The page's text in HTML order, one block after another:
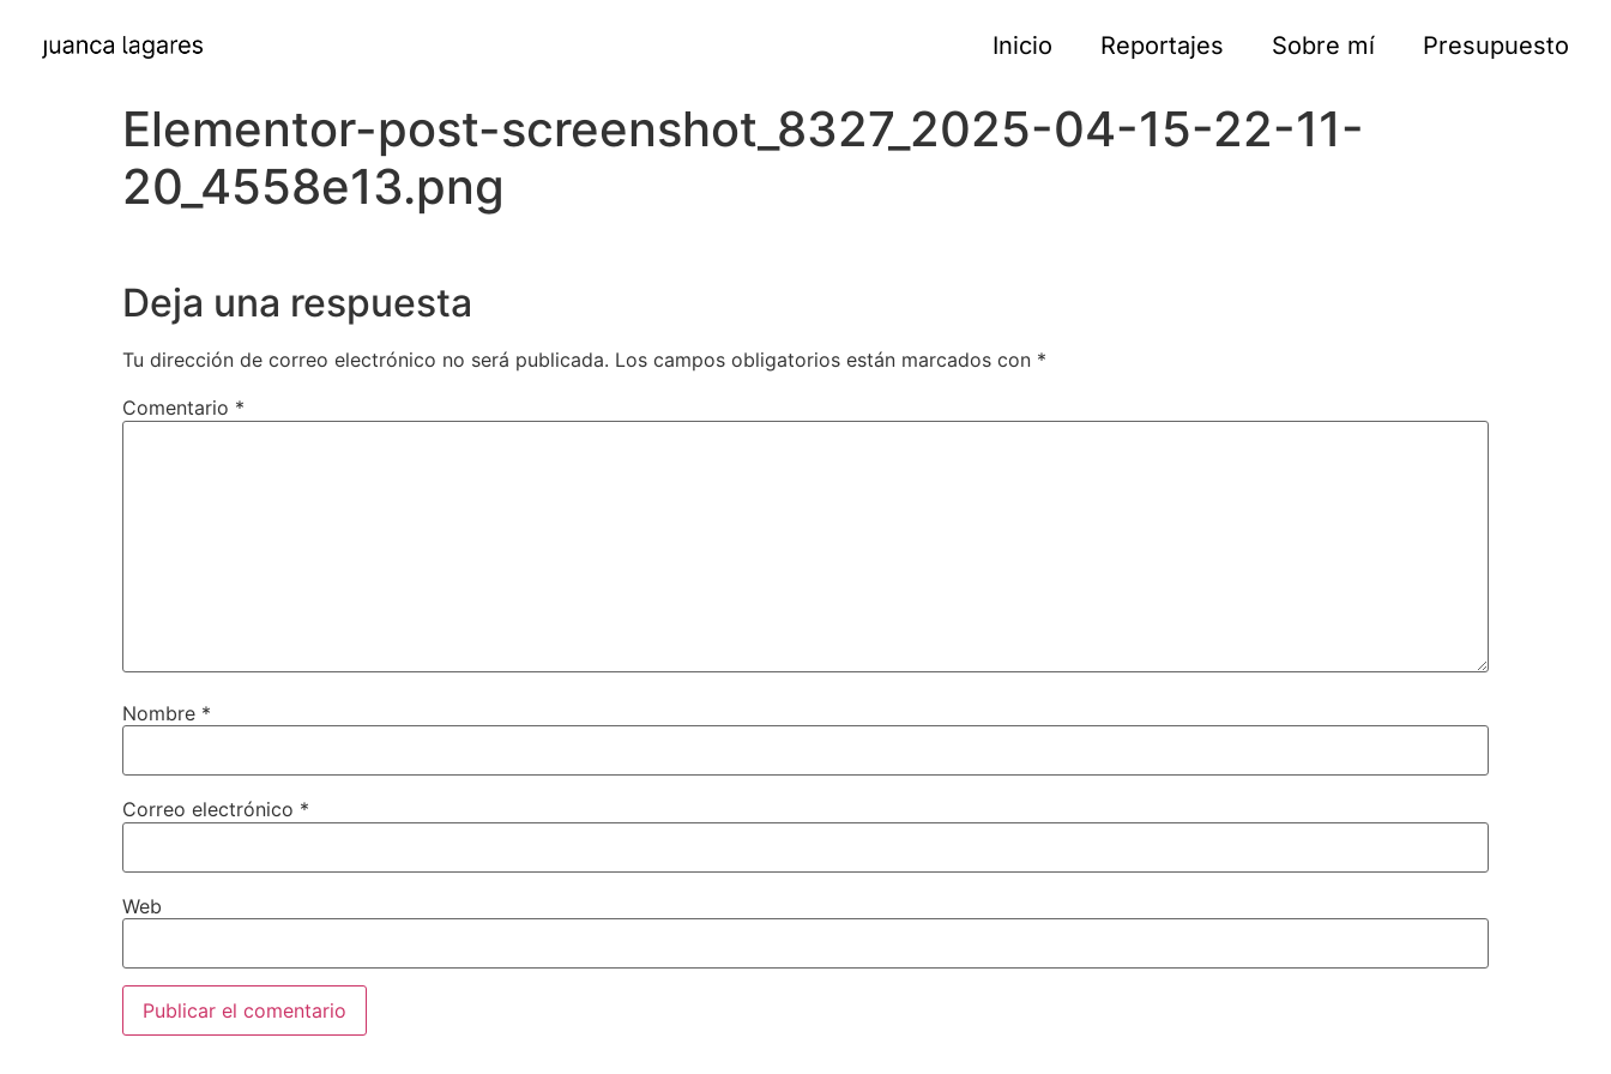
Inicio Reportajes Sobre mí Presupuesto
Elementor-post-screenshot_8327_2025-04-15-22-11-
20_4558e13.png
Deja una respuesta
Tu dirección de correo electrónico no será publicada. Los campos obligatorios están marcados con *
Comentario *
Nombre *
Correo electrónico *
Web